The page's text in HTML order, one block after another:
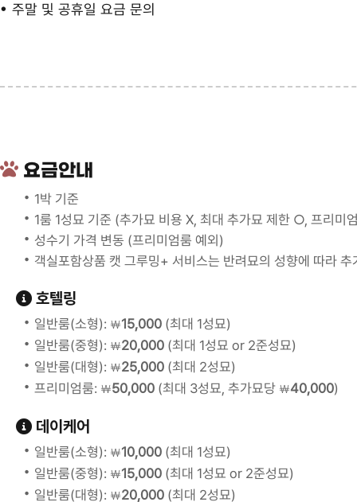
주말 및 공휴일 요금 문의
요금안내
1박 기준
1룸 1성묘 기준 (추가묘 비용 X, 최대 추가묘 제한 ○, 프리미
성수기 가격 변동 (프리미엄룸 예외)
객실포함상품 캣 그루밍+ 서비스는 반려묘의 성향에 따라
호텔링
일반룸(소형): ￦15,000 (최대 1성묘)
일반룸(중형): ￦20,000 (최대 1성묘 or 2준성묘)
일반룸(대형): ￦25,000 (최대 2성묘)
프리미엄룸: ￦50,000 (최대 3성묘, 추가묘당 ￦40,000)
데이케어
일반룸(소형): ￦10,000 (최대 1성묘)
일반룸(중형): ￦15,000 (최대 1성묘 or 2준성묘)
일반룸(대형): ￦20,000 (최대 2성묘)